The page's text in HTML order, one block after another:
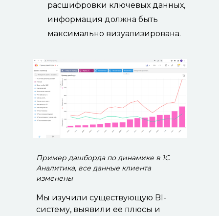
расшифровки ключевых данных,
информация должна быть
максимально визуализирована.
Пример дашборда по динамике в 1С
Аналитика, все данные клиента
изменены
Мы изучили существующую BI-
систему, выявили ее плюсы и